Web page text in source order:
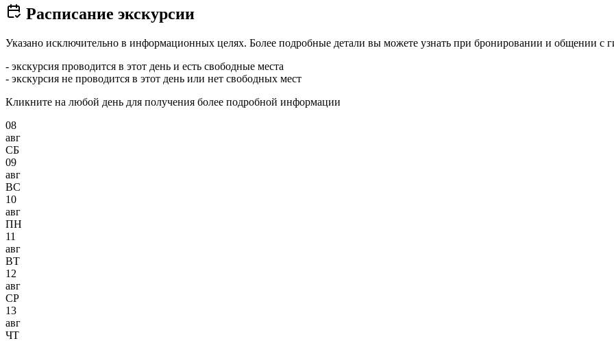
Расписание экскурсии
Указано исключительно в информационных целях. Более подробные детали вы можете узнать при бронировании и общении с
- экскурсия проводится в этот день и есть свободные места
- экскурсия не проводится в этот день или нет свободных мест
Кликните на любой день для получения более подробной информации
08
авг
СБ
09
авг
ВС
10
авг
ПН
11
авг
ВТ
12
авг
СР
13
авг
ЧТ